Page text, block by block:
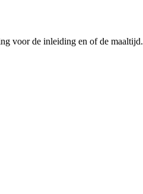
voor de inleiding en of de maaltijd.